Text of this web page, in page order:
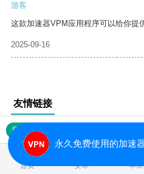
游客
这款加速器VPM应用程序可以给你提
2025-09-16
友情链接
网站地图
首页 安卓 苹果
永久免费使用的加速